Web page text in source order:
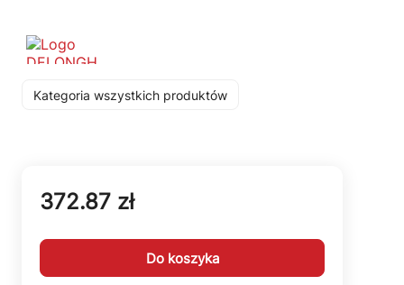
Kategoria wszystkich produktów
372.87 zł
Do koszyka